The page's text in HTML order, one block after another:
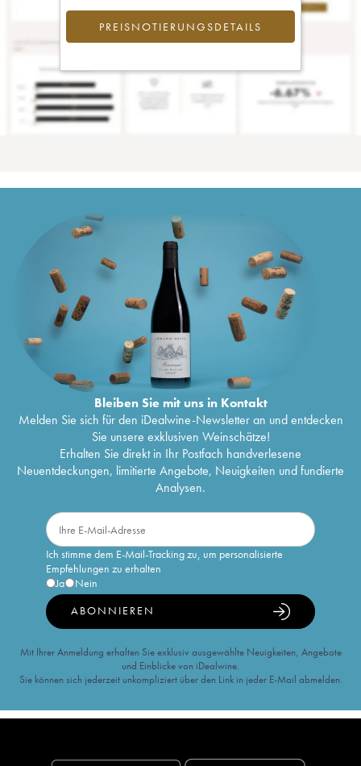
PREISNOTIERUNGSDETAILS
Bleiben Sie mit uns in Kontakt
Melden Sie sich für den iDealwine-Newsletter an und entdecken
Sie unsere exklusiven Weinschätze!
Erhalten Sie direkt in Ihr Postfach handverlesene
Neuentdeckungen, limitierte Angebote, Neuigkeiten und fundierte
Analysen.
Ich stimme dem E-Mail-Tracking zu, um personalisierte
Empfehlungen zu erhalten
Ja
Nein
ABONNIEREN
Mit Ihrer Anmeldung erhalten Sie exklusiv ausgewählte Neuigkeiten, Angebote
und Einblicke von iDealwine.
Sie können sich jederzeit unkompliziert über den Link in jeder E-Mail abmelden.